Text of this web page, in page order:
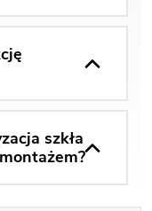
szkła